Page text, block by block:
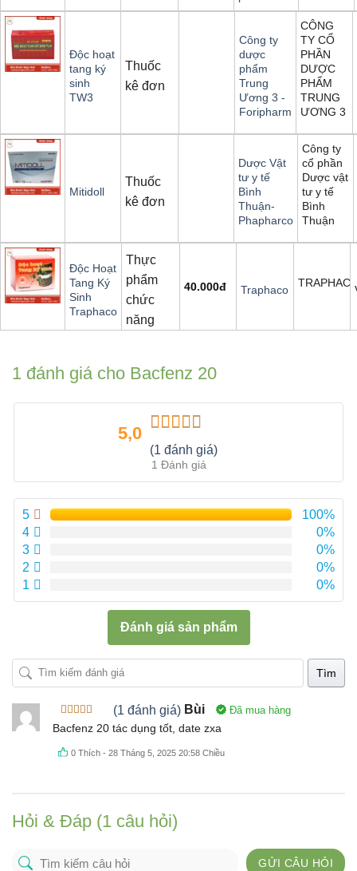
Độc hoạt
tang ký
sinh
TW3
Thuốc
kê đơn
Công ty
dược
phẩm
Trung
Ương 3 -
Foripharm
CÔNG
TY CỔ
PHẦN
DƯỢC
PHẨM
TRUNG
ƯƠNG 3
Mitidoll
Thuốc
kê đơn
Dược Vật
tư y tế
Bình
Thuận-
Phapharco
Công ty
cổ phần
Dược vật
tư y tế
Bình
Thuận
Độc Hoạt
Tang Ký
Sinh
Traphaco
Thực
phẩm
chức
năng
40.000đ Traphaco
1 đánh giá cho Bacfenz 20
5,0
Được xếp
hạng 5.00
sao
(1 đánh giá)
1 Đánh giá
5
100%
4
0%
3
0%
2
0%
1
0%
Đánh giá sản phẩm
Tìm
Được xếp
hạng55
sao
(1 đánh giá) Bùi Đã mua hàng
Bacfenz 20 tác dụng tốt, date zxa
0 Thích -28 Tháng 5, 2025 20:58 Chiều
Hỏi & Đáp (1 câu hỏi)
GỬI CÂU HỎI